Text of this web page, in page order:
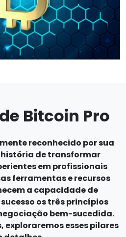
Bitcoin Pro
reconhecido por sua
de transformar
em profissionais
ferramentas e recursos
a capacidade de
os três princípios
bem-sucedida.
exploraremos esses pilares